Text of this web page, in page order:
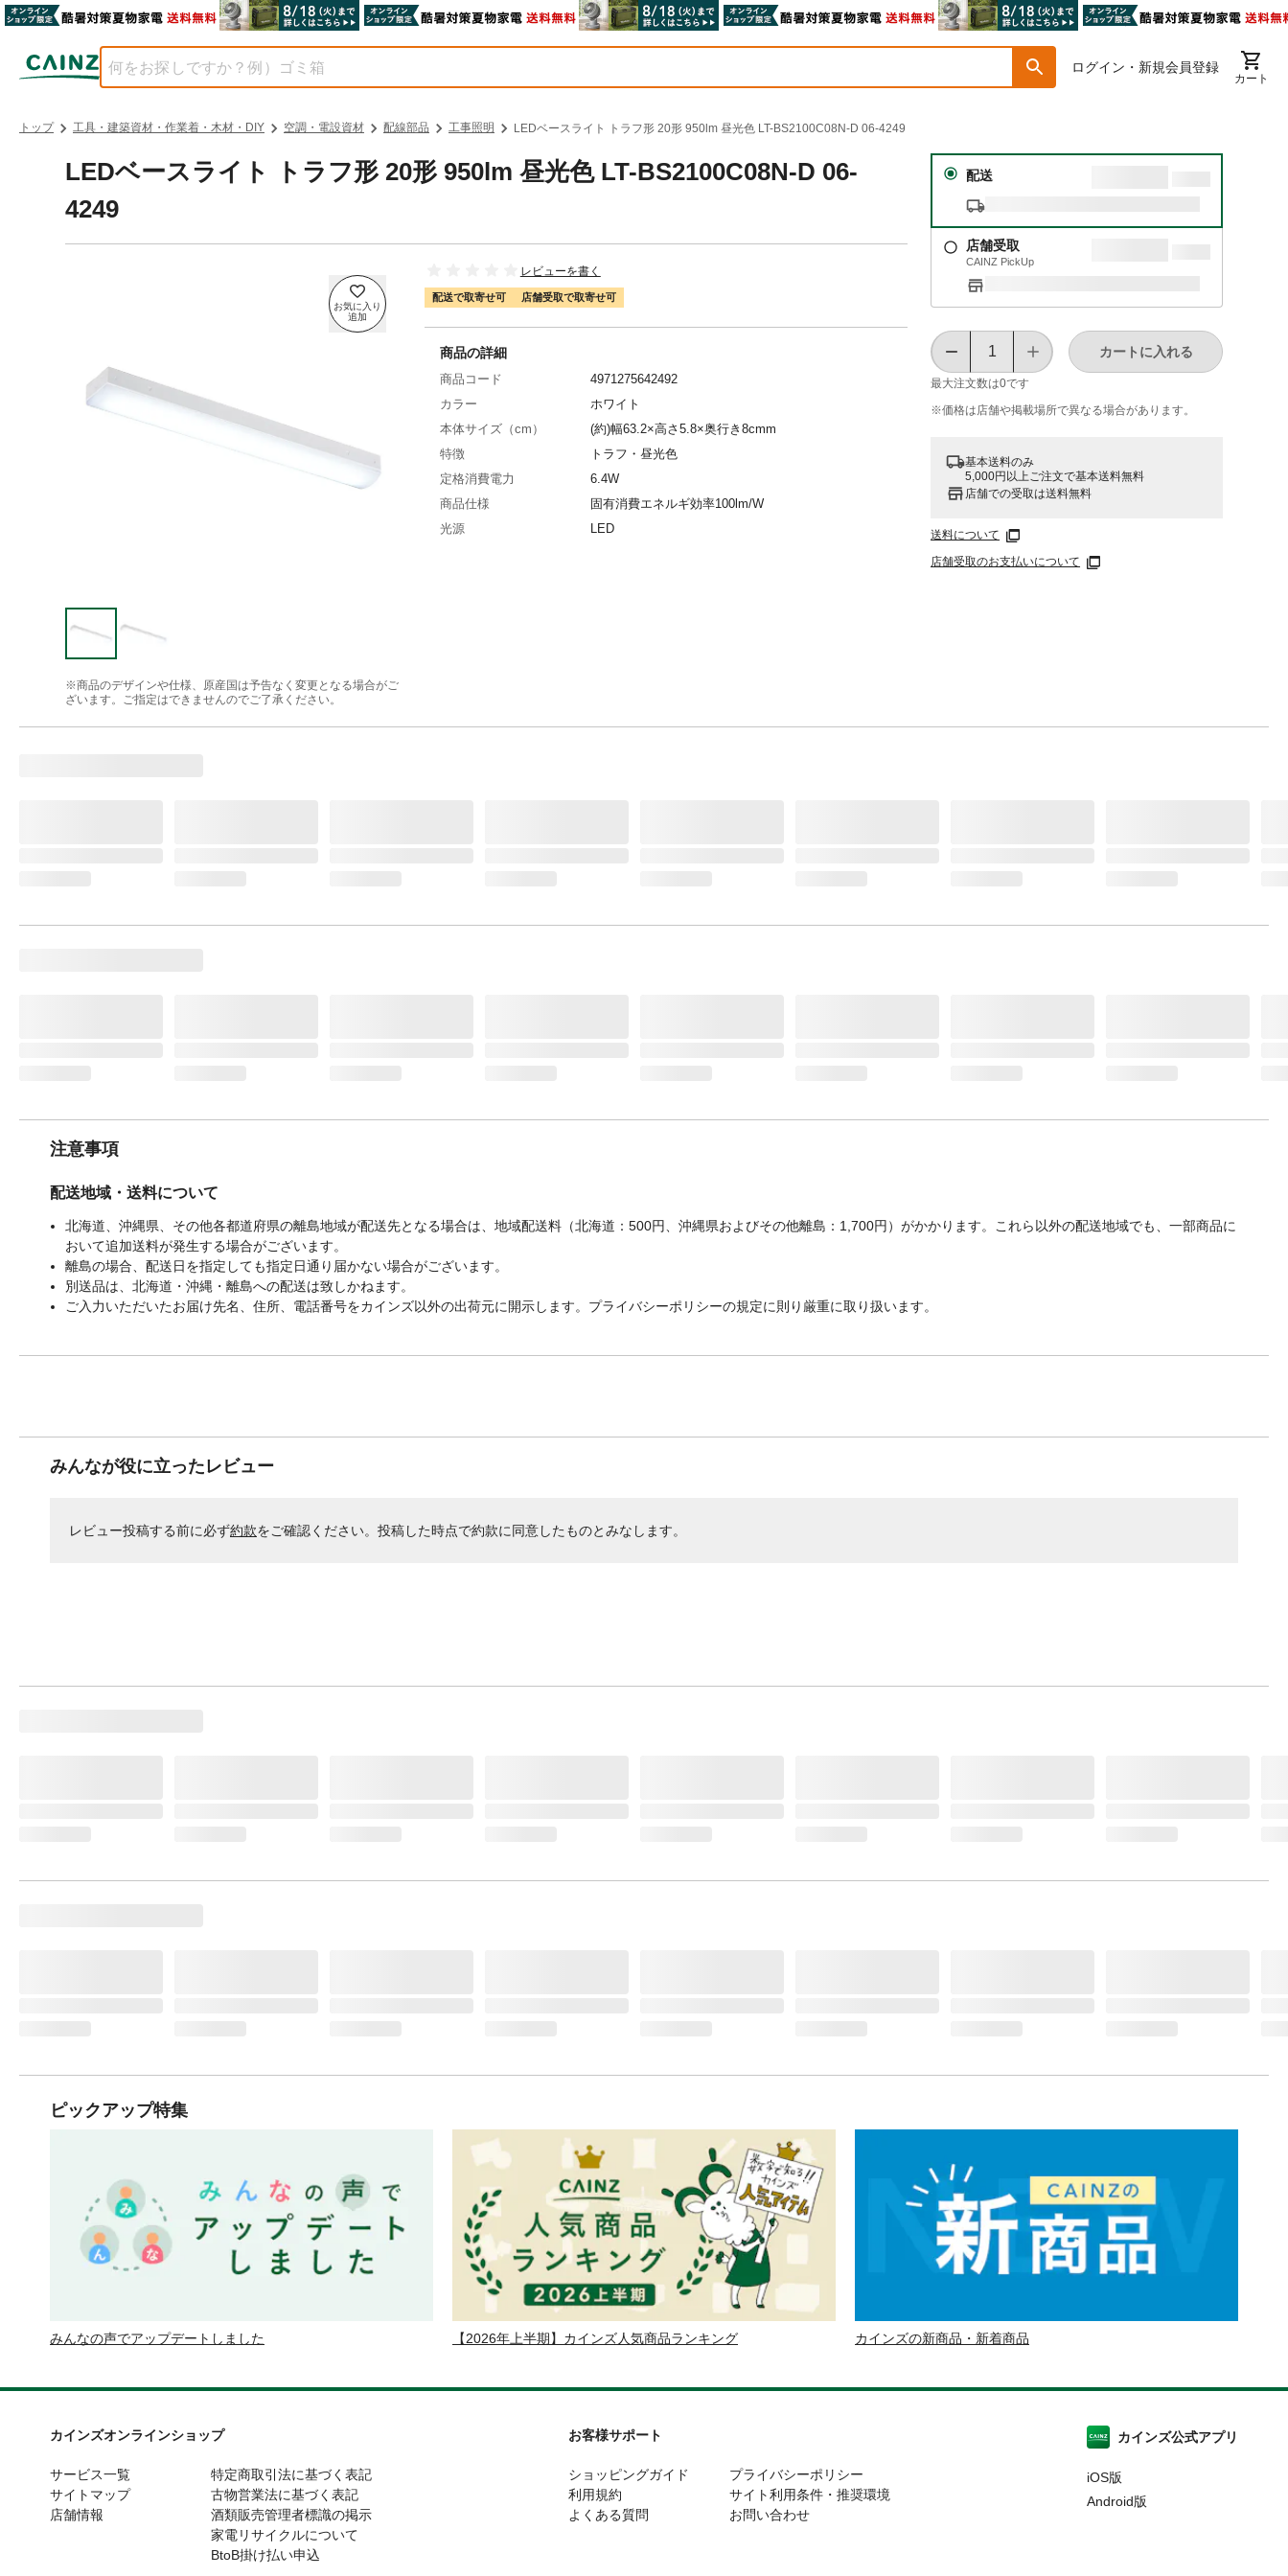
ログイン・新規会員登録
カート
トップ 工具・建築資材・作業着・木材・DIY 空調・電設資材 配線部品 工事照明 LEDベースライト トラフ形 20形 950lm 昼光色 LT-BS2100C08N-D 06-4249
LEDベースライト トラフ形 20形 950lm 昼光色 LT-BS2100C08N-D 06-
4249
※商品のデザインや仕様、原産国は予告なく変更となる場合がご
ざいます。ご指定はできませんのでご了承ください。
レビューを書く
配送で取寄せ可 店舗受取で取寄せ可
配送
店舗受取
CAINZ PickUp
最大注文数は0です
カートに入れる
※価格は​店舗や​掲載場所で​異なる​場合が​あります。
基本送料のみ
5,000円以上ご注文で基本送料無料
店舗での受取は送料無料
送料について
店舗受取のお支払いについて
商品の詳細
商品コード
4971275642492
カラー
ホワイト
本体サイズ（cm）
(約)幅63.2×高さ5.8×奥行き8cmm
特徴
トラフ・昼光色
定格消費電力
6.4W
商品仕様
固有消費エネルギ効率100lm/W
光源
LED
注意事項
配送地域・送料について
北海道、沖縄県、その他各都道府県の離島地域が配送先となる場合は、地域配送料（北海道：500円、沖縄県およびその他離島：1,700円）がかかります。これら以外の配送地域でも、一部商品に
おいて追加送料が発生する場合がございます。
離島の場合、配送日を指定しても指定日通り届かない場合がございます。
別送品は、北海道・沖縄・離島への配送は致しかねます。
ご入力いただいたお届け先名、住所、電話番号をカインズ以外の出荷元に開示します。プライバシーポリシーの規定に則り厳重に取り扱います。
みんなが役に立ったレビュー
レビュー投稿する前に必ず約款をご確認ください。投稿した時点で約款に同意したものとみなします。
ピックアップ特集
みんなの声でアップデートしました 【2026年上半期】カインズ人気商品ランキング カインズの新商品・新着商品
カインズオンラインショップ
サービス一覧
サイトマップ
店舗情報
特定商取引法に基づく表記
古物営業法に基づく表記
酒類販売管理者標識の掲示
家電リサイクルについて
BtoB掛け払い申込
お客様サポート
ショッピングガイド
利用規約
よくある質問
プライバシーポリシー
サイト利用条件・推奨環境
お問い合わせ
カインズ公式アプリ
iOS版
Android版